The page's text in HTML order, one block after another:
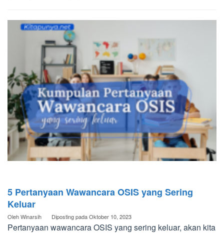
5 Pertanyaan Wawancara OSIS yang Sering
Keluar
OlehWinarsih Diposting padaOktober 10, 2023
Pertanyaan wawancara OSIS yang sering keluar, akan kita